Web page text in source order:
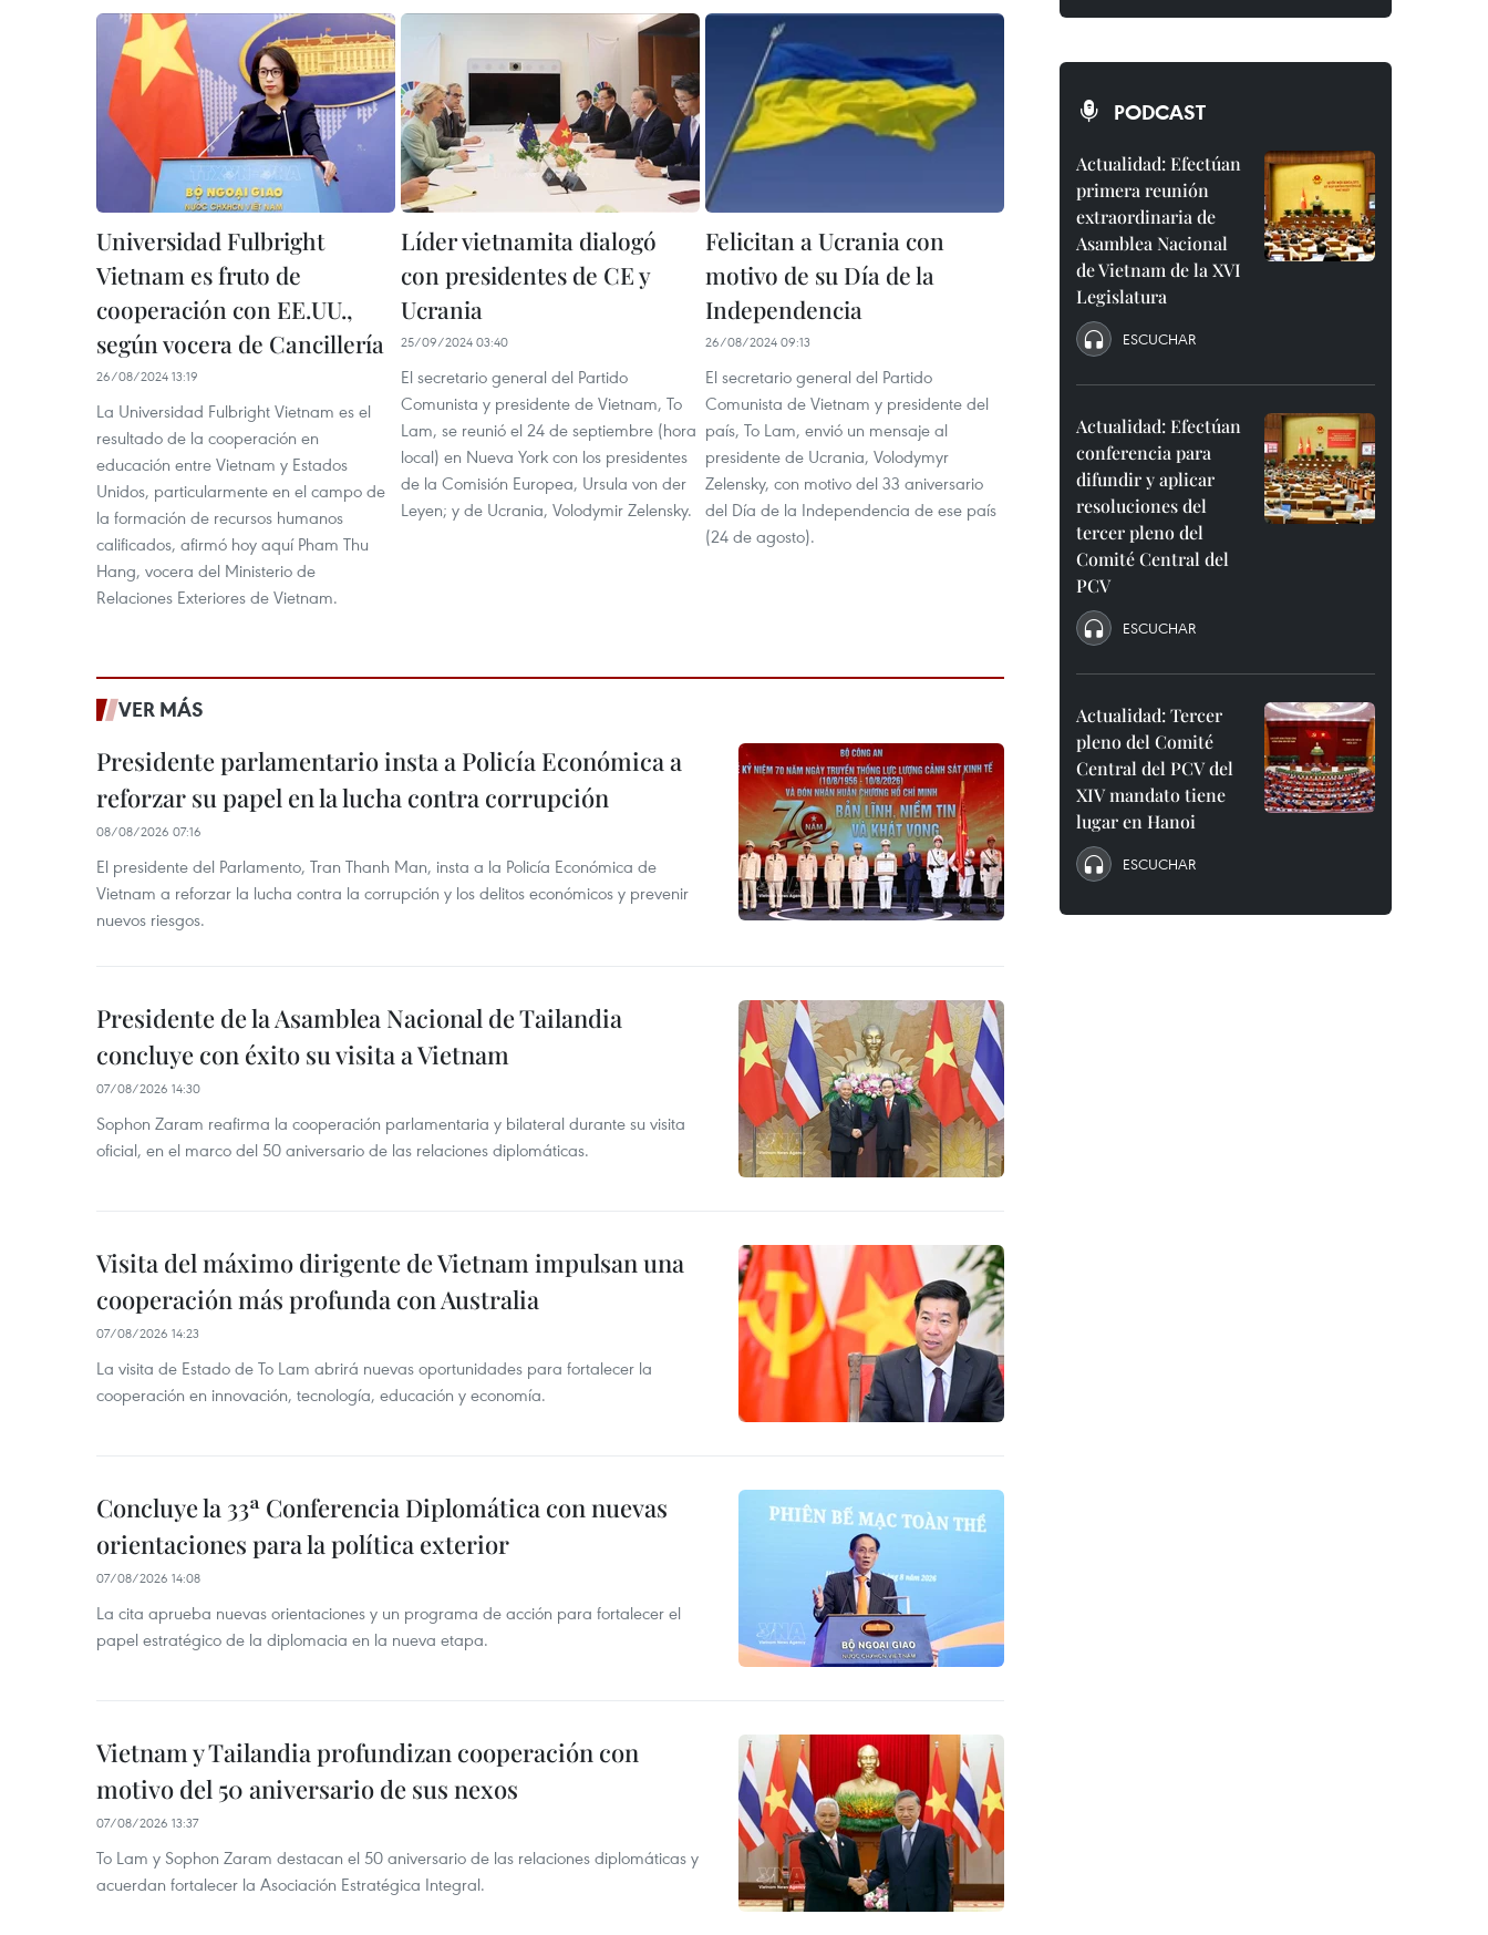
Universidad Fulbright
Vietnam es fruto de
cooperación con EE.UU.,
según vocera de Cancillería
26/08/2024 13:19
La Universidad Fulbright Vietnam es el
resultado de la cooperación en
educación entre Vietnam y Estados
Unidos, particularmente en el campo de
la formación de recursos humanos
calificados, afirmó hoy aquí Pham Thu
Hang, vocera del Ministerio de
Relaciones Exteriores de Vietnam.
Líder vietnamita dialogó
con presidentes de CE y
Ucrania
25/09/2024 03:40
El secretario general del Partido
Comunista y presidente de Vietnam, To
Lam, se reunió el 24 de septiembre (hora
local) en Nueva York con los presidentes
de la Comisión Europea, Ursula von der
Leyen; y de Ucrania, Volodymir Zelensky.
Felicitan a Ucrania con
motivo de su Día de la
Independencia
26/08/2024 09:13
El secretario general del Partido
Comunista de Vietnam y presidente del
país, To Lam, envió un mensaje al
presidente de Ucrania, Volodymyr
Zelensky, con motivo del 33 aniversario
del Día de la Independencia de ese país
(24 de agosto).
VER MÁS
Presidente parlamentario insta a Policía Económica a
reforzar su papel en la lucha contra corrupción
08/08/2026 07:16
El presidente del Parlamento, Tran Thanh Man, insta a la Policía Económica de
Vietnam a reforzar la lucha contra la corrupción y los delitos económicos y prevenir
nuevos riesgos.
Presidente de la Asamblea Nacional de Tailandia
concluye con éxito su visita a Vietnam
07/08/2026 14:30
Sophon Zaram reafirma la cooperación parlamentaria y bilateral durante su visita
oficial, en el marco del 50 aniversario de las relaciones diplomáticas.
Visita del máximo dirigente de Vietnam impulsan una
cooperación más profunda con Australia
07/08/2026 14:23
La visita de Estado de To Lam abrirá nuevas oportunidades para fortalecer la
cooperación en innovación, tecnología, educación y economía.
Concluye la 33ª Conferencia Diplomática con nuevas
orientaciones para la política exterior
07/08/2026 14:08
La cita aprueba nuevas orientaciones y un programa de acción para fortalecer el
papel estratégico de la diplomacia en la nueva etapa.
Vietnam y Tailandia profundizan cooperación con
motivo del 50 aniversario de sus nexos
07/08/2026 13:37
To Lam y Sophon Zaram destacan el 50 aniversario de las relaciones diplomáticas y
acuerdan fortalecer la Asociación Estratégica Integral.
PODCAST
Actualidad: Efectúan
primera reunión
extraordinaria de
Asamblea Nacional
de Vietnam de la XVI
Legislatura
ESCUCHAR
Actualidad: Efectúan
conferencia para
difundir y aplicar
resoluciones del
tercer pleno del
Comité Central del
PCV
ESCUCHAR
Actualidad: Tercer
pleno del Comité
Central del PCV del
XIV mandato tiene
lugar en Hanoi
ESCUCHAR